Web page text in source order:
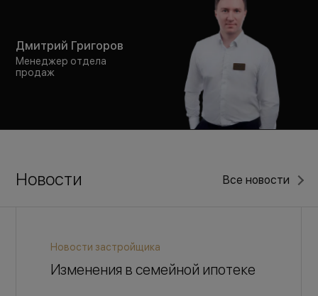
Дмитрий Григоров
Менеджер отдела
продаж
Новости Все новости
Новости застройщика
Изменения в семейной ипотеке